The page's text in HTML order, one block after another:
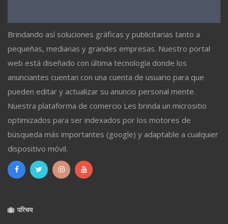
Brindando así soluciones gráficas y publicitarias tanto a
pequeñas, medianas y grandes empresas. Nuestro portal
web está diseñado con última tecnología donde los
anunciantes cuentan con una cuenta de usuario para que
pueden editar y actualizar su anuncio personal mente.
Nuestra plataforma de comercio Les brinda un micrositio
optimizados para ser indexados por los motores de
búsqueda más importantes (google) y adaptable a cualquier
dispositivo móvil.
परिचय